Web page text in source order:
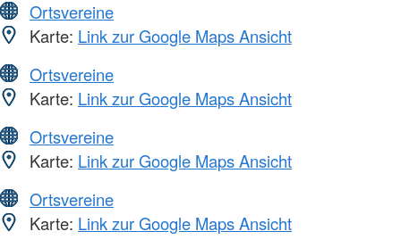
Ortsvereine
Karte: Link zur Google Maps Ansicht
Ortsvereine
Karte: Link zur Google Maps Ansicht
Ortsvereine
Karte: Link zur Google Maps Ansicht
Ortsvereine
Karte: Link zur Google Maps Ansicht